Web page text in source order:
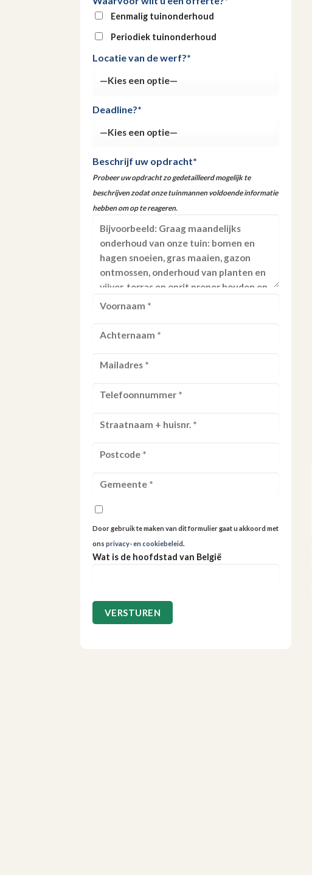
Eenmalig tuinonderhoud
Periodiek tuinonderhoud
Locatie van de werf?*
Deadline?*
Beschrijf uw opdracht*
Probeer uw opdracht zo gedetailleerd mogelijk te
beschrijven zodat onze tuinmannen voldoende informatie
hebben om op te reageren.
Door gebruik te maken van dit formulier gaat u akkoord met
ons privacy- en cookiebeleid.
Wat is de hoofdstad van België